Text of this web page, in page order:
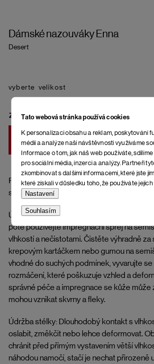
Tato webová stránka používá cookies
K personalizaci obsahu a reklam, poskytování
médií a analýze naší návštěvnosti využíváme
Informace o tom, jak náš web používáte,
pro sociální média, inzerci a analýzy. Partneři
zkombinovat s dalšími informacemi, které jste
které získali v důsledku toho, že používáte jejich
Nastavení
Souhlasím
Dámské nazouváky Enna
Desert
Pásky přes nohy z přírodní kůže (semišová
stélka potažená kůží (semiš) a spodní část
Údržba semiše (pásky): Před prvním
poté používejte impregnační sprej na
vlhkostí a nečistotami. Čistěte výhradně za
krepovým kartáčkem nebo gumou na
vhodné do suchých podmínek, vyvarujte
rozmáčení, které poškuzuje vzhled a
správné péče a impregnace se kůže
mohou vznikat skvrny a fleky.
Údržba stélky: Dlouhodobý kontakt s
oslabit, změkčit nebo lehce deformovat.
chránit před přímým vystavením větší
náhodou namočí, stačí je nechat přirozeně
velikost
ZVOLTE VARIANTU
DO KOŠÍKU